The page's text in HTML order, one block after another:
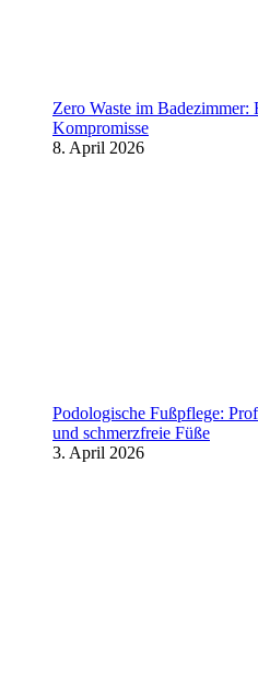
Zero Waste im Badezimmer:
Kompromisse
8. April 2026
Podologische Fußpflege:
und schmerzfreie Füße
3. April 2026